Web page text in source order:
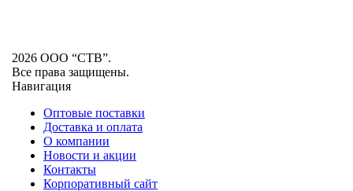
2026 ООО “СТВ”.
Все права защищены.
Навигация
Оптовые поставки
Доставка и оплата
О компании
Новости и акции
Контакты
Корпоративный сайт